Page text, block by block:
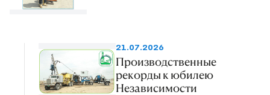
21.07.2026
Производственные
рекорды к юбилею
Независимости